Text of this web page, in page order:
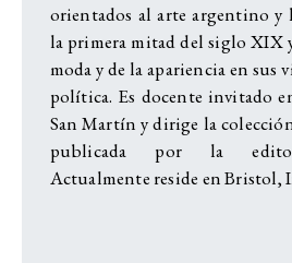
orientados al arte argentino y
la primera mitad del siglo XIX
moda y de la apariencia en sus
política. Es docente invitado
San Martín y dirige la
publicada por la
Actualmente reside en Bristol,